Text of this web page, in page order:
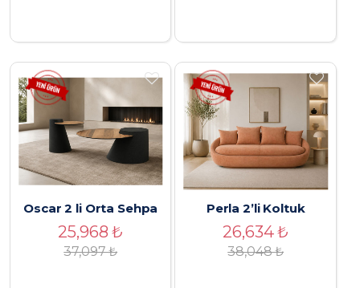
Oscar 2 li Orta Sehpa
25,968₺
37,097₺
Perla 2’li Koltuk
26,634₺
38,048₺